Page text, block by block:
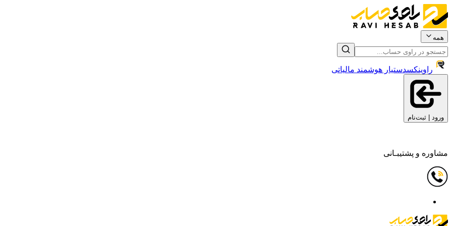
همه
راوینکسدستیار هوشمند مالیاتی
ورود | ثبت‌نام
مشاوره و پشتیبـانی